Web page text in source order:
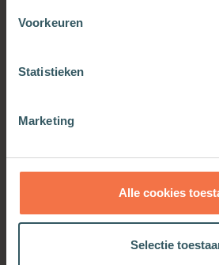
Voorkeuren
Statistieken
Marketing
Alle cookies
Selectie